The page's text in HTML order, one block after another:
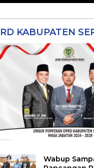
KABUPATEN
Wabup